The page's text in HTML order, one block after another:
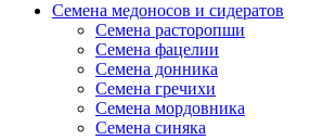
Семена медоносов и сидератов
Семена расторопши
Семена фацелии
Семена донника
Семена гречихи
Семена мордовника
Семена синяка